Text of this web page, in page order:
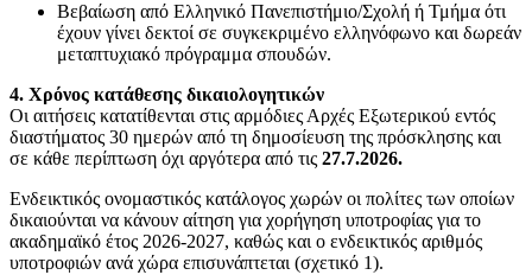
Βεβαίωση από Ελληνικό Πανεπιστήμιο/Σχολή ή Τμήμα ότι
έχουν γίνει δεκτοί σε συγκεκριμένο ελληνόφωνο και δωρεάν
μεταπτυχιακό πρόγραμμα σπουδών.
4. Χρόνος κατάθεσης δικαιολογητικών
Οι αιτήσεις κατατίθενται στις αρμόδιες Αρχές Εξωτερικού εντός
διαστήματος 30 ημερών από τη δημοσίευση της πρόσκλησης και
σε κάθε περίπτωση όχι αργότερα από τις 27.7.2026.
Ενδεικτικός ονομαστικός κατάλογος χωρών οι πολίτες των οποίων
δικαιούνται να κάνουν αίτηση για χορήγηση υποτροφίας για το
ακαδημαϊκό έτος 2026-2027, καθώς και ο ενδεικτικός αριθμός
υποτροφιών ανά χώρα επισυνάπτεται (σχετικό 1).